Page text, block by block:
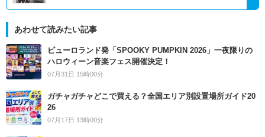
あわせて読みたい記事
ピューロランド発「SPOOKY PUMPKIN 2026」一夜限りの
ハロウィーン音楽フェス開催決定！
07月31日 15時00分
ガチャガチャどこで買える？全国エリア別設置場所ガイド20
26
07月17日 13時00分